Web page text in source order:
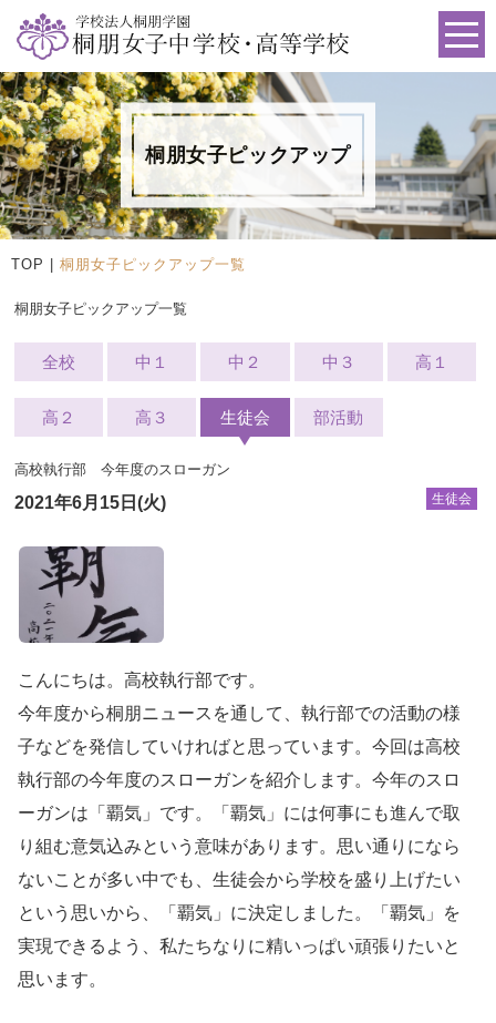
桐朋女子ピックアップ
TOP | 桐朋女子ピックアップ一覧
桐朋女子ピックアップ一覧
全校 中１ 中２ 中３ 高１
高２ 高３ 生徒会 部活動
高校執行部 今年度のスローガン
2021年6月15日(火) 生徒会
こんにちは。高校執行部です。
今年度から桐朋ニュースを通して、執行部での活動の様
子などを発信していければと思っています。今回は高校
執行部の今年度のスローガンを紹介します。今年のスロ
ーガンは「覇気」です。「覇気」には何事にも進んで取
り組む意気込みという意味があります。思い通りになら
ないことが多い中でも、生徒会から学校を盛り上げたい
という思いから、「覇気」に決定しました。「覇気」を
実現できるよう、私たちなりに精いっぱい頑張りたいと
思います。